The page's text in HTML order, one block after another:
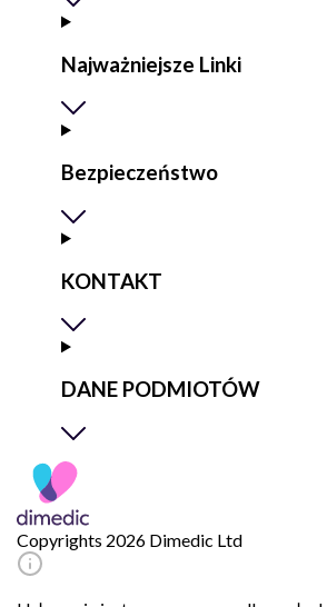
Najważniejsze Linki
Bezpieczeństwo
KONTAKT
DANE PODMIOTÓW
Copyrights 2026 Dimedic Ltd